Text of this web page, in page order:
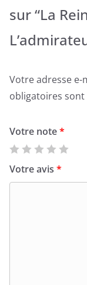
sur “La
Votre adresse e-
obligatoires sont
Votre note*
Votre avis *